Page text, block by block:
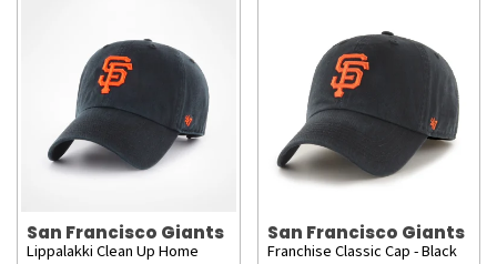
San Francisco Giants
Lippalakki Clean Up Home
San Francisco Giants
Franchise Classic Cap - Black